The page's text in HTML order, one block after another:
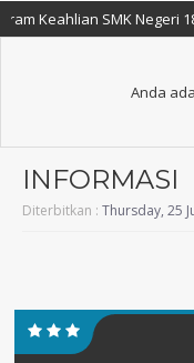
Keahlian SMK Negeri 18
Anda
INFORMASI
Diterbitkan : Thursday, 25